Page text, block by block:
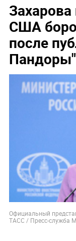
США
после
Пандоры"
Официальный
ТАСС / Пресс-служба